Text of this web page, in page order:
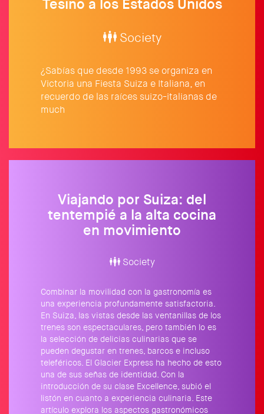
Tesino a los Estados Unidos
Society
¿Sabías que desde 1993 se organiza en
Victoria una Fiesta Suiza e Italiana, en
recuerdo de las raíces suizo-italianas de
much
Viajando por Suiza: del
tentempié a la alta cocina
en movimiento
Society
Combinar la movilidad con la gastronomía es
una experiencia profundamente satisfactoria.
En Suiza, las vistas desde las ventanillas de los
trenes son espectaculares, pero también lo es
la selección de delicias culinarias que se
pueden degustar en trenes, barcos e incluso
teleféricos. El Glacier Express ha hecho de esto
una de sus señas de identidad. Con la
introducción de su clase Excellence, subió el
listón en cuanto a experiencia culinaria. Este
artículo explora los aspectos gastronómicos